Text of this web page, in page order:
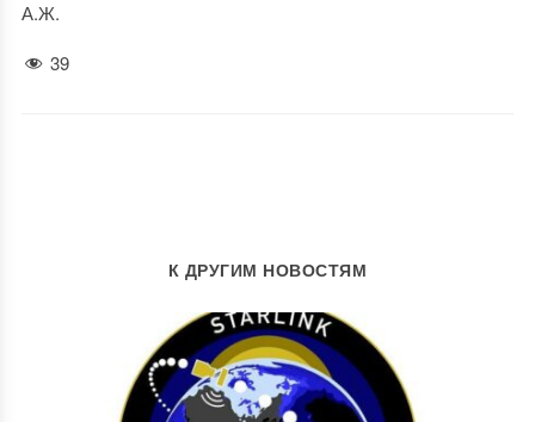
А.Ж.
39
К ДРУГИМ НОВОСТЯМ